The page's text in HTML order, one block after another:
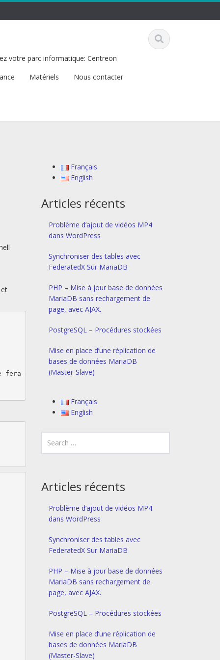
votre parc informatique: Centreon
Matériels
Nous contacter
qu'exécuter un "ls":
Français
English
Articles récents
Problème d’ajout de vidéos MP4
dans WordPress
Synchroniser des tables avec
FederatedX Sur MariaDB
PHP – Mise à jour base de données
MariaDB sans rechargement de
page, avec AJAX.
PostgreSQL – Procédures stockées
Mise en place d’une réplication de
bases de données MariaDB
(Master-Slave)
Français
English
Articles récents
Problème d’ajout de vidéos MP4
dans WordPress
Synchroniser des tables avec
FederatedX Sur MariaDB
PHP – Mise à jour base de données
MariaDB sans rechargement de
page, avec AJAX.
PostgreSQL – Procédures stockées
Mise en place d’une réplication de
bases de données MariaDB
(Master-Slave)